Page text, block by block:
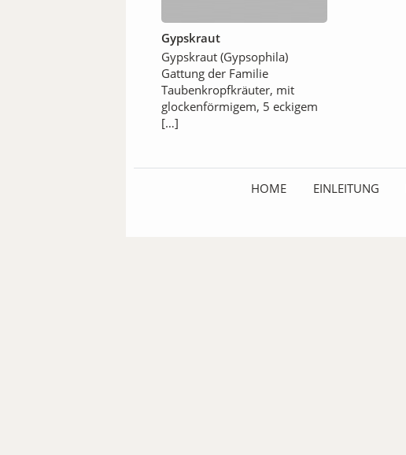
Gypskraut
Gypskraut (Gypsophila)
Gattung der Familie
Taubenkropfkräuter, mit
glockenförmigem, 5 eckigem
[…]
HOME EINLEITUNG